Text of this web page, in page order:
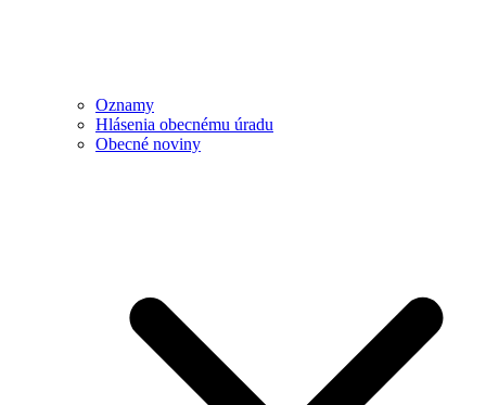
Oznamy
Hlásenia obecnému úradu
Obecné noviny